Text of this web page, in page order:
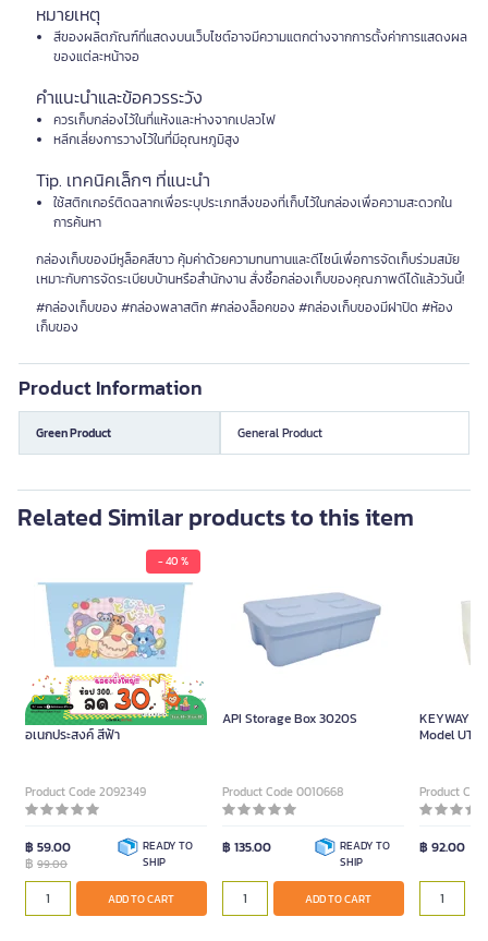
หมายเหตุ
สีของผลิตภัณฑ์ที่แสดงบนเว็บไซต์อาจมีความแตกต่างจากการตั้งค่าการแสดงผล
ของแต่ละหน้าจอ
คำแนะนำและข้อควรระวัง
ควรเก็บกล่องไว้ในที่แห้งและห่างจากเปลวไฟ
หลีกเลี่ยงการวางไว้ในที่มีอุณหภูมิสูง
Tip. เทคนิคเล็กๆ ที่แนะนำ
ใช้สติกเกอร์ติดฉลากเพื่อระบุประเภทสิ่งของที่เก็บไว้ในกล่องเพื่อความสะดวกใน
การค้นหา
กล่องเก็บของมีหูล็อคสีขาว คุ้มค่าด้วยความทนทานและดีไซน์เพื่อการจัดเก็บร่วมสมัย
เหมาะกับการจัดระเบียบบ้านหรือสำนักงาน สั่งซื้อกล่องเก็บของคุณภาพดีได้แล้ววันนี้!
#กล่องเก็บของ #กล่องพลาสติก #กล่องล็อคของ #กล่องเก็บของมีฝาปิด #ห้อง
เก็บของ
Product Information
Green Product General Product
Related Similar products to this item
- 40 %
TOM AND JERRY GOKKO กล่อง
อเนกประสงค์ สีฟ้า
Product Code 2092349
฿ 59.00
฿ 99.00
READY TO
SHIP
ADD TO CART
API Storage Box 3020S
Product Code 0010668
฿ 135.00
READY TO
SHIP
ADD TO CART
KEYWAY
Model UT-
Product
฿ 92.00